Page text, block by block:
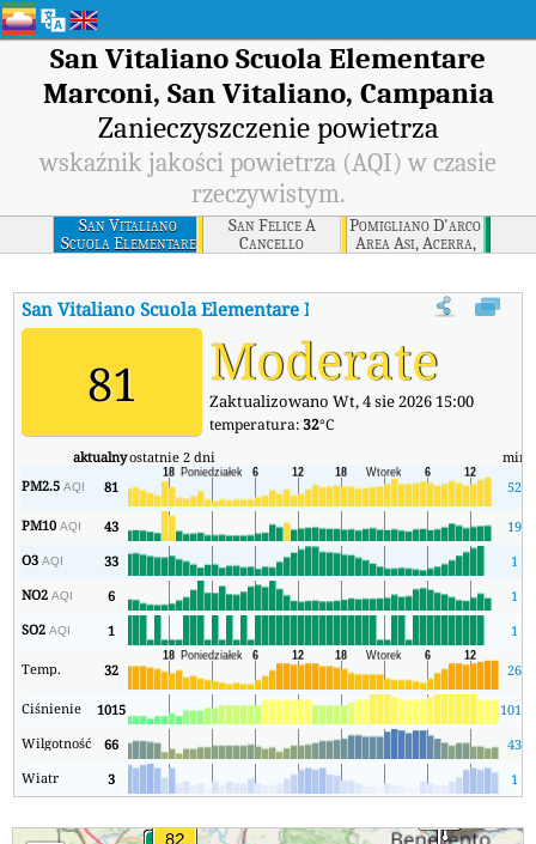
San Vitaliano Scuola Elementare
Marconi, San Vitaliano, Campania
Zanieczyszczenie powietrza
wskaźnik jakości powietrza (AQI) w czasie
rzeczywistym.
San Vitaliano
Scuola Elementare
Marconi, San
Campania
San Felice A
Cancello
Complesso
Felice A Cancello,
Campania
Pomigliano D'arco
Area Asi, Acerra,
Campania
San Vitaliano Scuola Elementare Marconi, San Vitaliano,
81 Moderate
Zaktualizowano Wt, 4 sie 2026 15:00
temperatura:32°C
aktualnyostatnie 2 dni min
PM2.5AQI 81 52
PM10AQI 43
19
O3AQI 33
1
NO2AQI 6
1
SO2AQI 1 1
Temp. 32 26
Ciśnienie 1015 1012
Wilgotność
66
43
Wiatr
3 1